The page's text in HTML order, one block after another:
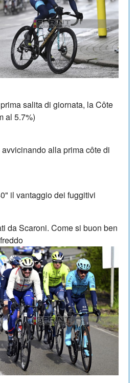
salita di giornata, la Côte
al 5.7%)
alla prima côte di
il vantaggio dei fuggitivi
da Scaroni. Come si buon ben